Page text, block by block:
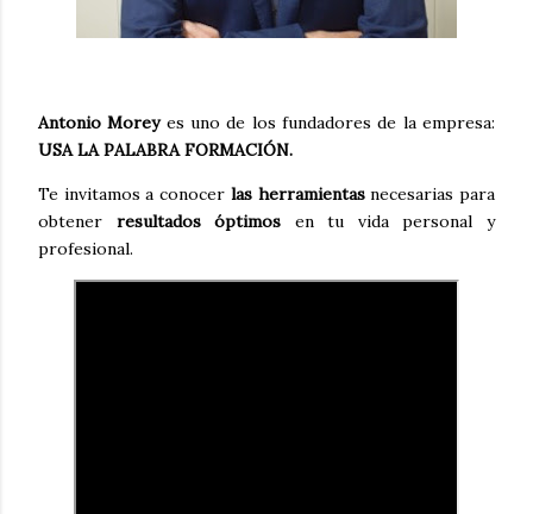
Antonio Morey es uno de los fundadores de la empresa:
USA LA PALABRA FORMACIÓN.
Te invitamos a conocer las herramientasnecesarias para
obtener resultados óptimos en tu vida personal y
profesional.